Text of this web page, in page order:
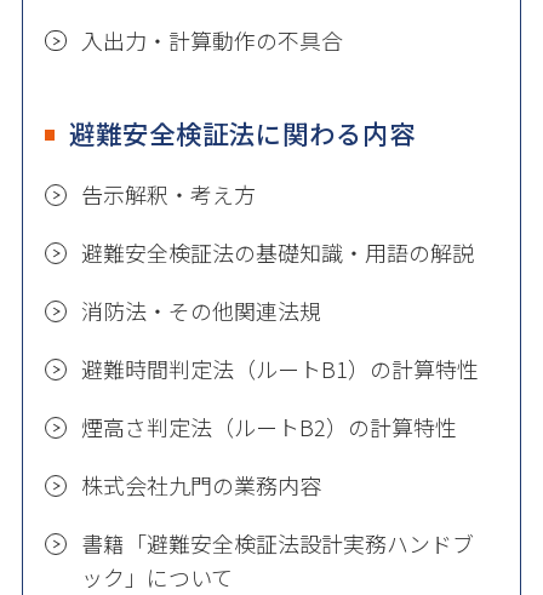
入出力・計算動作の不具合
避難安全検証法に関わる内容
告示解釈・考え方
避難安全検証法の基礎知識・用語の解説
消防法・その他関連法規
避難時間判定法（ルートB1）の計算特性
煙高さ判定法（ルートB2）の計算特性
株式会社九門の業務内容
書籍「避難安全検証法設計実務ハンドブ
ック」について